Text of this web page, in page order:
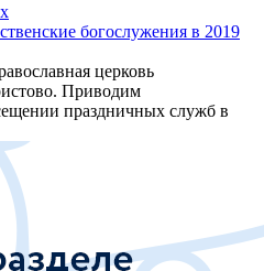
богослужения в 2019
церковь
Приводим
праздничных служб в